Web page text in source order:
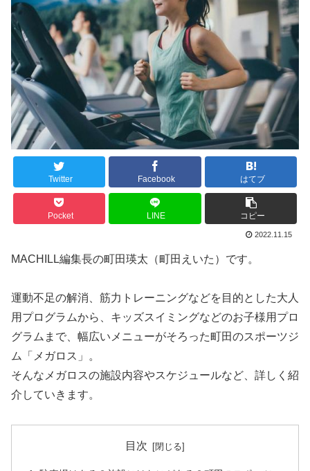
Twitter Facebook はてブ
Pocket LINE コピー
2022.11.15
MACHILL編集長の町田瑛太（町田えいた）です。
運動不足の解消、筋力トレーニングなどを目的とした大人
用プログラムから、キッズスイミングなどのお子様用プロ
グラムまで、幅広いメニューがそろった町田のスポーツジ
ム「メガロス」。
そんなメガロスの施設内容やスケジュールなど、詳しく紹
介していきます。
目次